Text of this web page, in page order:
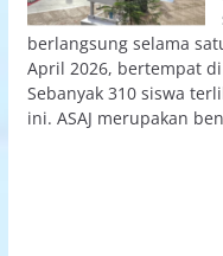
berlangsung selama
April 2026, bertempat
Sebanyak 310 siswa
ini. ASAJ merupakan